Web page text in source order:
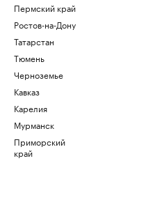
Пермский край
Ростов-на-Дону
Татарстан
Тюмень
Черноземье
Кавказ
Карелия
Мурманск
Приморский
край